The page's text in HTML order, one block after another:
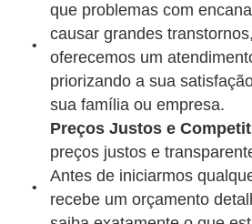
que problemas com
causar grandes
oferecemos um
priorizando a sua
sua família ou empresa.
Preços Justos e
preços justos e
Antes de iniciarmos
recebe um orçamento